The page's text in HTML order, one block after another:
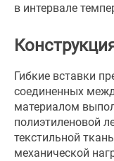
в интервале
Гибкие вставки
соединенных
материалом
полиэтиленовой
текстильной
механической